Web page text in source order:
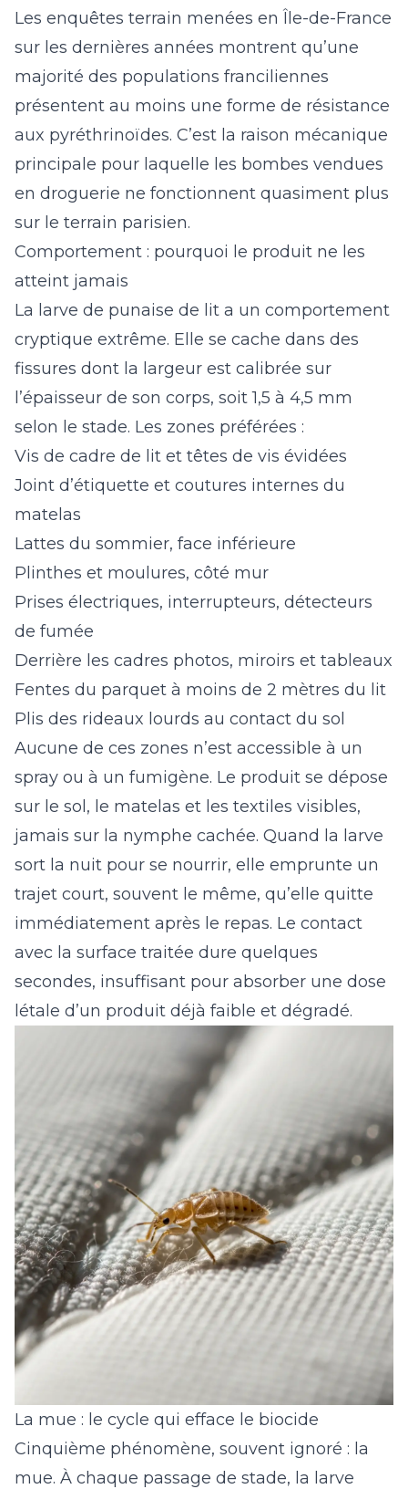
Les enquêtes terrain menées en Île-de-France
sur les dernières années montrent qu’une
majorité des populations franciliennes
présentent au moins une forme de résistance
aux pyréthrinoïdes. C’est la raison mécanique
principale pour laquelle les bombes vendues
en droguerie ne fonctionnent quasiment plus
sur le terrain parisien.
Comportement : pourquoi le produit ne les
atteint jamais
La larve de punaise de lit a un comportement
cryptique extrême. Elle se cache dans des
fissures dont la largeur est calibrée sur
l’épaisseur de son corps, soit 1,5 à 4,5 mm
selon le stade. Les zones préférées :
Vis de cadre de lit et têtes de vis évidées
Joint d’étiquette et coutures internes du
matelas
Lattes du sommier, face inférieure
Plinthes et moulures, côté mur
Prises électriques, interrupteurs, détecteurs
de fumée
Derrière les cadres photos, miroirs et tableaux
Fentes du parquet à moins de 2 mètres du lit
Plis des rideaux lourds au contact du sol
Aucune de ces zones n’est accessible à un
spray ou à un fumigène. Le produit se dépose
sur le sol, le matelas et les textiles visibles,
jamais sur la nymphe cachée. Quand la larve
sort la nuit pour se nourrir, elle emprunte un
trajet court, souvent le même, qu’elle quitte
immédiatement après le repas. Le contact
avec la surface traitée dure quelques
secondes, insuffisant pour absorber une dose
létale d’un produit déjà faible et dégradé.
La mue : le cycle qui efface le biocide
Cinquième phénomène, souvent ignoré : la
mue. À chaque passage de stade, la larve